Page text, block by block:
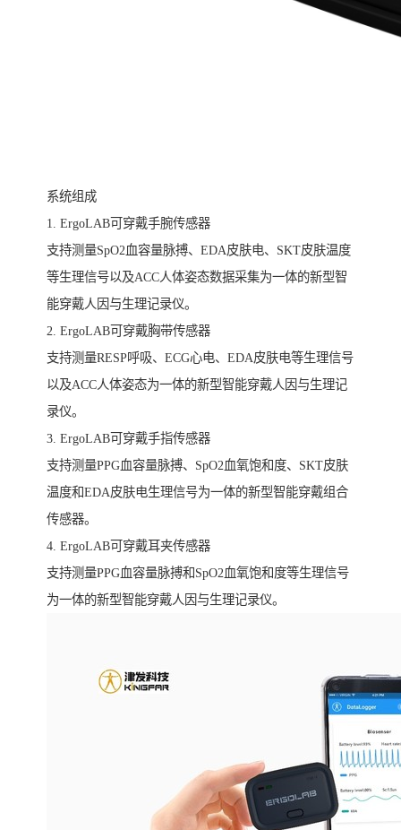
系统组成
1. ErgoLAB可穿戴手腕传感器
支持测量SpO2血容量脉搏、EDA皮肤电、SKT皮肤温度
等生理信号以及ACC人体姿态数据采集为一体的新型智
能穿戴人因与生理记录仪。
2. ErgoLAB可穿戴胸带传感器
支持测量RESP呼吸、ECG心电、EDA皮肤电等生理信号
以及ACC人体姿态为一体的新型智能穿戴人因与生理记
录仪。
3. ErgoLAB可穿戴手指传感器
支持测量PPG血容量脉搏、SpO2血氧饱和度、SKT皮肤
温度和EDA皮肤电生理信号为一体的新型智能穿戴组合
传感器。
4. ErgoLAB可穿戴耳夹传感器
支持测量PPG血容量脉搏和SpO2血氧饱和度等生理信号
为一体的新型智能穿戴人因与生理记录仪。